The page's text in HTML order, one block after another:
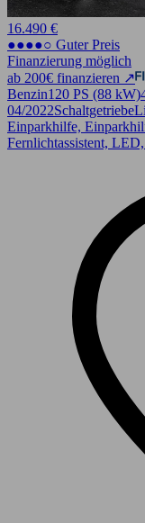
16.490 €
●●●●○ Guter Preis
Finanzierung möglich
ab 200€ finanzieren ↗
Benzin120 PS (88 kW)
04/2022Schaltgetriebe
Einparkhilfe,
Fernlichtassistent,